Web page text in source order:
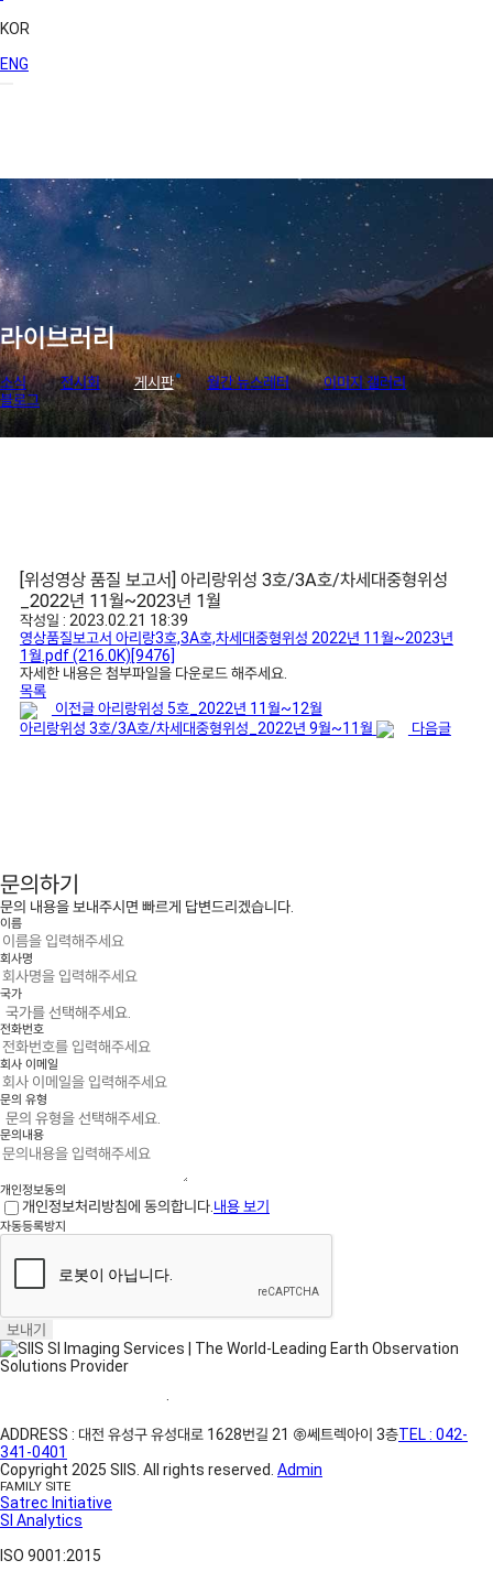
KOR
ENG
라이브러리
소식 전시회 게시판 월간 뉴스레터
이미지 갤러리
블로그
[위성영상 품질 보고서] 아리랑위성 3호/3A호/차세대중형위성
_2022년 11월~2023년 1월
작성일 : 2023.02.21 18:39
영상품질보고서 아리랑3호,3A호,차세대중형위성 2022년 11월~2023년
1월.pdf(216.0K)[9476]
자세한 내용은 첨부파일을 다운로드 해주세요.
목록
이전글아리랑위성 5호_2022년 11월~12월
아리랑위성 3호/3A호/차세대중형위성_2022년 9월~11월
다음글
문의하기
문의 내용을 보내주시면 빠르게 답변드리겠습니다.
이름
회사명
국가
전화번호
회사 이메일
문의 유형
문의내용
개인정보동의
개인정보처리방침에 동의합니다. 내용 보기
자동등록방지
보내기
·
ADDRESS : 대전 유성구 유성대로 1628번길 21 ㈜쎄트렉아이 3층TEL : 042-
341-0401
Copyright 2025 SIIS. All rights reserved. Admin
FAMILY SITE
Satrec Initiative
SI Analytics
ISO 9001:2015